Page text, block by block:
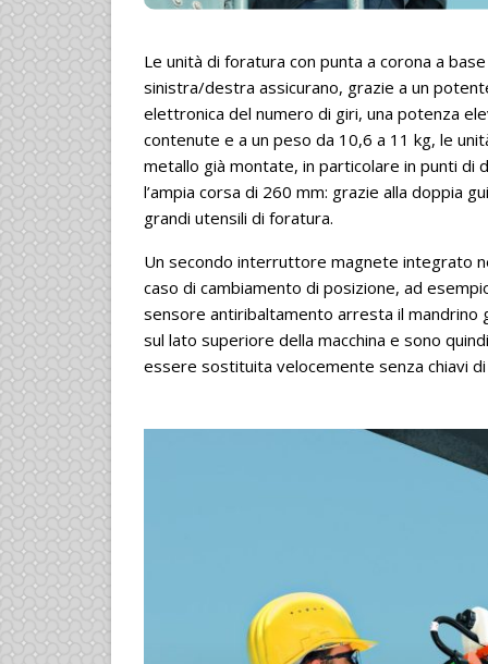
Le unità di foratura con punta a corona a
sinistra/destra assicurano, grazie a un
elettronica del numero di giri, una potenza
contenute e a un peso da 10,6 a 11 kg, le
metallo già montate, in particolare in punti di
l’ampia corsa di 260 mm: grazie alla doppia
grandi utensili di foratura.
Un secondo interruttore magnete integrato
caso di cambiamento di posizione, ad
sensore antiribaltamento arresta il mandrino
sul lato superiore della macchina e sono
essere sostituita velocemente senza chiavi